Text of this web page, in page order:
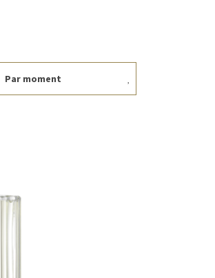
Par moment